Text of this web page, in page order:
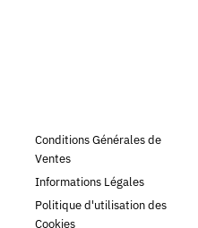
Conditions Générales de
Ventes
Informations Légales
Politique d'utilisation des
Cookies